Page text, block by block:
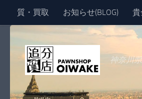
コンテンツへスキップ
質・買取 お知らせ(BLOG) 貴
神奈川